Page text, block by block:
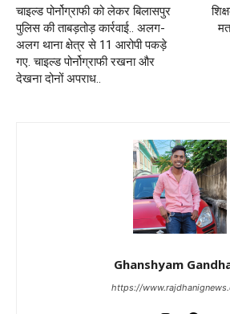
चाइल्ड पोर्नोग्राफी को लेकर बिलासपुर
पुलिस की ताबड़तोड़ कार्रवाई.. अलग-
अलग थाना क्षेत्र से 11 आरोपी पकड़े
गए. चाइल्ड पोर्नोग्राफी रखना और
देखना दोनों अपराध..
Ghanshyam
https://